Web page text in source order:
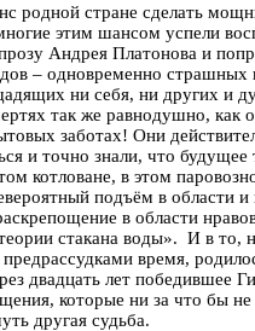
родной стране сделать
этим шансом успели
Андрея Платонова и
– одновременно страшных
ни себя, ни других и
так же равнодушно, как
заботах! Они
и точно знали, что будущее
котловане, в этом
подъём в области и
в области
стакана воды». И в то,
время,
двадцать лет победившее
которые ни за что бы
другая судьба.